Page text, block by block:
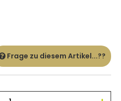
Frage zu diesem Artikel...??